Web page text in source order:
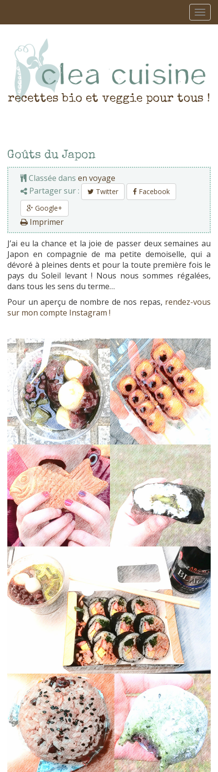
recettes bio et veggie pour tous !
Goûts du Japon
Classée dans en voyage
Partager sur :
Twitter
Facebook
Google+
Imprimer
J’ai eu la chance et la joie de passer deux semaines au
Japon en compagnie de ma petite demoiselle, qui a
dévoré à pleines dents et pour la toute première fois le
pays du Soleil levant ! Nous nous sommes régalées,
dans tous les sens du terme…
Pour un aperçu de nombre de nos repas, rendez-vous
sur mon compte Instagram !